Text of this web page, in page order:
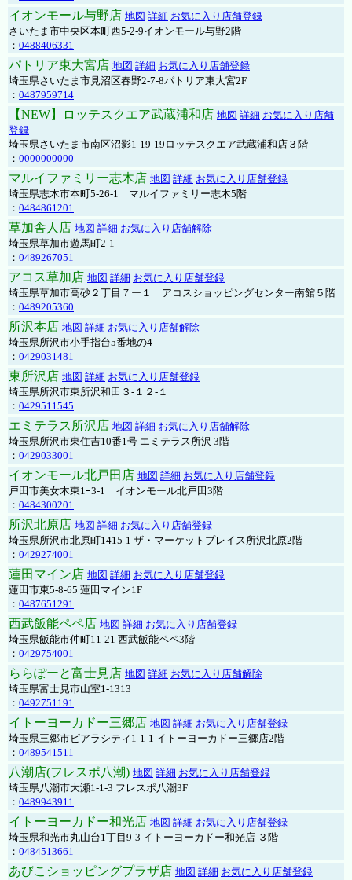
イオンモール与野店 地図 詳細 お気に入り店舗登録
さいたま市中央区本町西5-2-9イオンモール与野2階
： 0488406331
パトリア東大宮店 地図 詳細 お気に入り店舗登録
埼玉県さいたま市見沼区春野2-7-8パトリア東大宮2F
： 0487959714
【NEW】ロッテスクエア武蔵浦和店 地図 詳細 お気に入り店舗
登録
埼玉県さいたま市南区沼影1-19-19ロッテスクエア武蔵浦和店３階
： 0000000000
マルイファミリー志木店 地図 詳細 お気に入り店舗登録
埼玉県志木市本町5-26-1 マルイファミリー志木5階
： 0484861201
草加舎人店 地図 詳細 お気に入り店舗解除
埼玉県草加市遊馬町2-1
： 0489267051
アコス草加店 地図 詳細 お気に入り店舗登録
埼玉県草加市高砂２丁目７ー１ アコスショッピングセンター南館５階
： 0489205360
所沢本店 地図 詳細 お気に入り店舗解除
埼玉県所沢市小手指台5番地の4
： 0429031481
東所沢店 地図 詳細 お気に入り店舗登録
埼玉県所沢市東所沢和田３-１２-１
： 0429511545
エミテラス所沢店 地図 詳細 お気に入り店舗解除
埼玉県所沢市東住吉10番1号 エミテラス所沢 3階
： 0429033001
イオンモール北戸田店 地図 詳細 お気に入り店舗登録
戸田市美女木東1ｰ3‐1 イオンモール北戸田3階
： 0484300201
所沢北原店 地図 詳細 お気に入り店舗登録
埼玉県所沢市北原町1415-1 ザ・マーケットプレイス所沢北原2階
： 0429274001
蓮田マイン店 地図 詳細 お気に入り店舗登録
蓮田市東5-8-65 蓮田マイン1F
： 0487651291
西武飯能ペペ店 地図 詳細 お気に入り店舗登録
埼玉県飯能市仲町11-21 西武飯能ペペ3階
： 0429754001
ららぽーと富士見店 地図 詳細 お気に入り店舗解除
埼玉県富士見市山室1-1313
： 0492751191
イトーヨーカドー三郷店 地図 詳細 お気に入り店舗登録
埼玉県三郷市ピアラシティ1-1-1 イトーヨーカドー三郷店2階
： 0489541511
八潮店(フレスポ八潮) 地図 詳細 お気に入り店舗登録
埼玉県八潮市大瀬1-1-3 フレスポ八潮3F
： 0489943911
イトーヨーカドー和光店 地図 詳細 お気に入り店舗登録
埼玉県和光市丸山台1丁目9-3 イトーヨーカドー和光店 ３階
： 0484513661
あびこショッピングプラザ店 地図 詳細 お気に入り店舗登録